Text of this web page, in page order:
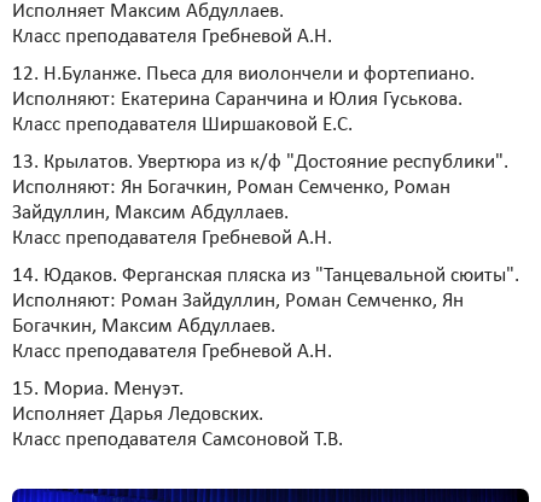
Исполняет Максим Абдуллаев.
Класс преподавателя Гребневой А.Н.
12. Н.Буланже. Пьеса для виолончели и фортепиано.
Исполняют: Екатерина Саранчина и Юлия Гуськова.
Класс преподавателя Ширшаковой Е.С.
13. Крылатов. Увертюра из к/ф "Достояние республики".
Исполняют: Ян Богачкин, Роман Семченко, Роман
Зайдуллин, Максим Абдуллаев.
Класс преподавателя Гребневой А.Н.
14. Юдаков. Ферганская пляска из "Танцевальной сюиты".
Исполняют: Роман Зайдуллин, Роман Семченко, Ян
Богачкин, Максим Абдуллаев.
Класс преподавателя Гребневой А.Н.
15. Мориа. Менуэт.
Исполняет Дарья Ледовских.
Класс преподавателя Самсоновой Т.В.